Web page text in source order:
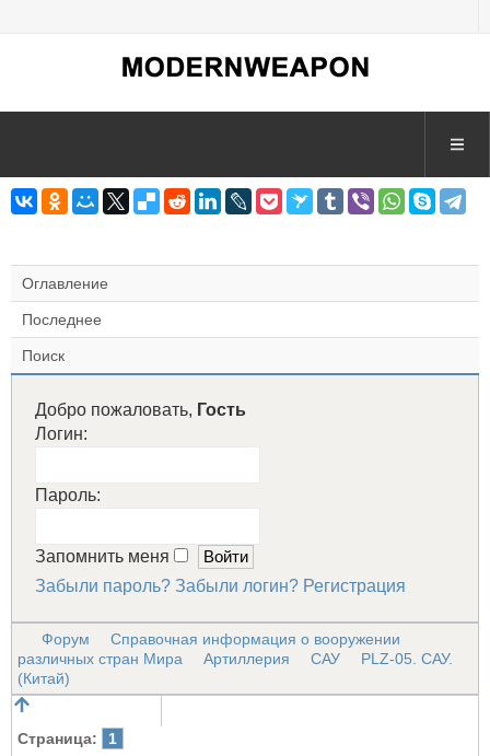
Оглавление
Последнее
Поиск
Добро пожаловать, Гость
Логин:
Пароль:
Запомнить меня
Забыли пароль? Забыли логин? Регистрация
Форум
Справочная информация о вооружении
различных стран Мира
Артиллерия САУ
PLZ-05. САУ.
(Китай)
Страница: 1